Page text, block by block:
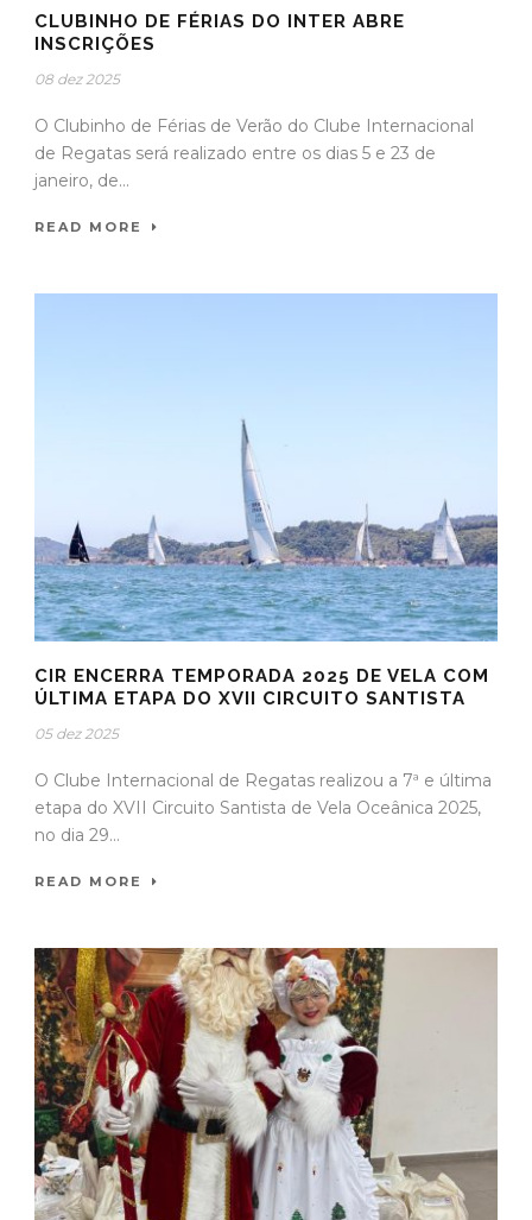
CLUBINHO DE FÉRIAS DO INTER ABRE
INSCRIÇÕES
08 dez 2025
O Clubinho de Férias de Verão do Clube Internacional
de Regatas será realizado entre os dias 5 e 23 de
janeiro, de...
READ MORE
CIR ENCERRA TEMPORADA 2025 DE VELA COM
ÚLTIMA ETAPA DO XVII CIRCUITO SANTISTA
05 dez 2025
O Clube Internacional de Regatas realizou a 7ª e última
etapa do XVII Circuito Santista de Vela Oceânica 2025,
no dia 29...
READ MORE